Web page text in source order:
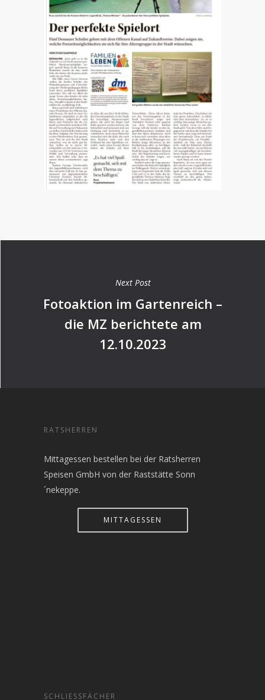
Next Post
Fotoaktion im Gartenreich –
die MZ berichtete am
12.10.2023
RATSHERREN
Mittagessen bestellen bei der Ratsherren
Speisen GmbH von der Raststätte Sonn
´nekeppe.
MITTAGESSEN
SCHLIESSFÄCHER